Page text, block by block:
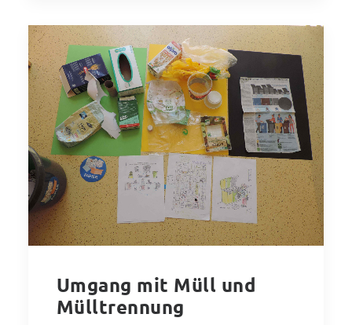
Umgang mit Müll und
Mülltrennung